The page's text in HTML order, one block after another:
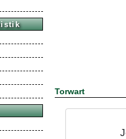
Torwart